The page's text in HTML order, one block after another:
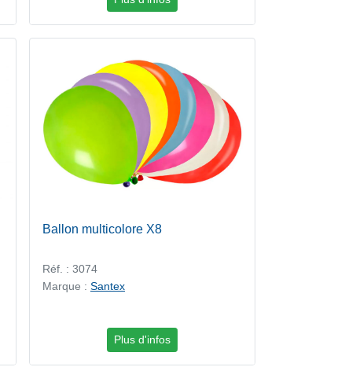
Ballon multicolore X8
Réf. : 3074
Marque : Santex
Plus d'infos